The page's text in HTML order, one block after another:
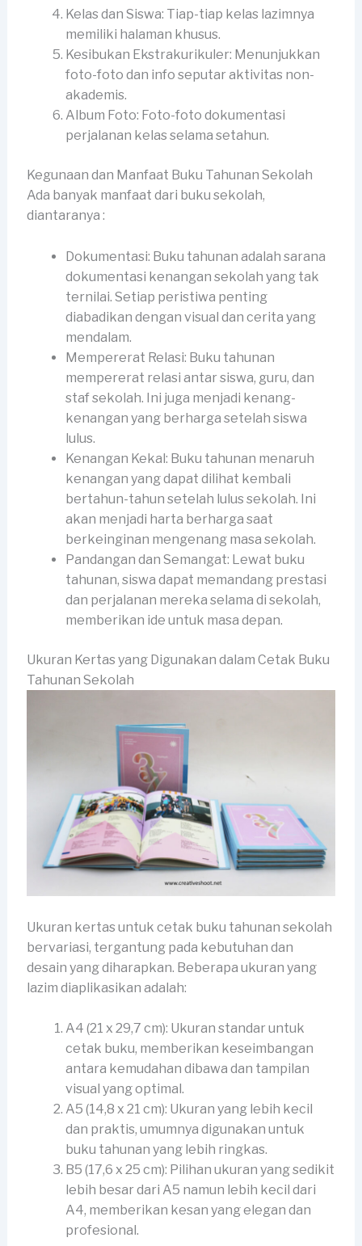
Kelas dan Siswa: Tiap-tiap kelas lazimnya
memiliki halaman khusus.
Kesibukan Ekstrakurikuler: Menunjukkan
foto-foto dan info seputar aktivitas non-
akademis.
Album Foto: Foto-foto dokumentasi
perjalanan kelas selama setahun.
Kegunaan dan Manfaat Buku Tahunan Sekolah
Ada banyak manfaat dari buku sekolah,
diantaranya :
Dokumentasi: Buku tahunan adalah sarana
dokumentasi kenangan sekolah yang tak
ternilai. Setiap peristiwa penting
diabadikan dengan visual dan cerita yang
mendalam.
Mempererat Relasi: Buku tahunan
mempererat relasi antar siswa, guru, dan
staf sekolah. Ini juga menjadi kenang-
kenangan yang berharga setelah siswa
lulus.
Kenangan Kekal: Buku tahunan menaruh
kenangan yang dapat dilihat kembali
bertahun-tahun setelah lulus sekolah. Ini
akan menjadi harta berharga saat
berkeinginan mengenang masa sekolah.
Pandangan dan Semangat: Lewat buku
tahunan, siswa dapat memandang prestasi
dan perjalanan mereka selama di sekolah,
memberikan ide untuk masa depan.
Ukuran Kertas yang Digunakan dalam Cetak Buku
Tahunan Sekolah
Ukuran kertas untuk cetak buku tahunan sekolah
bervariasi, tergantung pada kebutuhan dan
desain yang diharapkan. Beberapa ukuran yang
lazim diaplikasikan adalah:
A4 (21 x 29,7 cm): Ukuran standar untuk
cetak buku, memberikan keseimbangan
antara kemudahan dibawa dan tampilan
visual yang optimal.
A5 (14,8 x 21 cm): Ukuran yang lebih kecil
dan praktis, umumnya digunakan untuk
buku tahunan yang lebih ringkas.
B5 (17,6 x 25 cm): Pilihan ukuran yang sedikit
lebih besar dari A5 namun lebih kecil dari
A4, memberikan kesan yang elegan dan
profesional.